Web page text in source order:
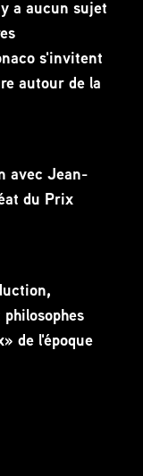
a aucun sujet
s'invitent
autour de la
avec Jean-
du Prix
de l'époque